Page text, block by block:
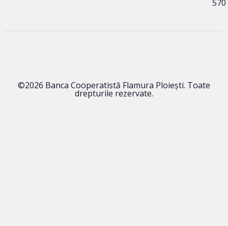
570
©2026 Banca Cooperatistă Flamura Ploieşti. Toate
drepturile rezervate.